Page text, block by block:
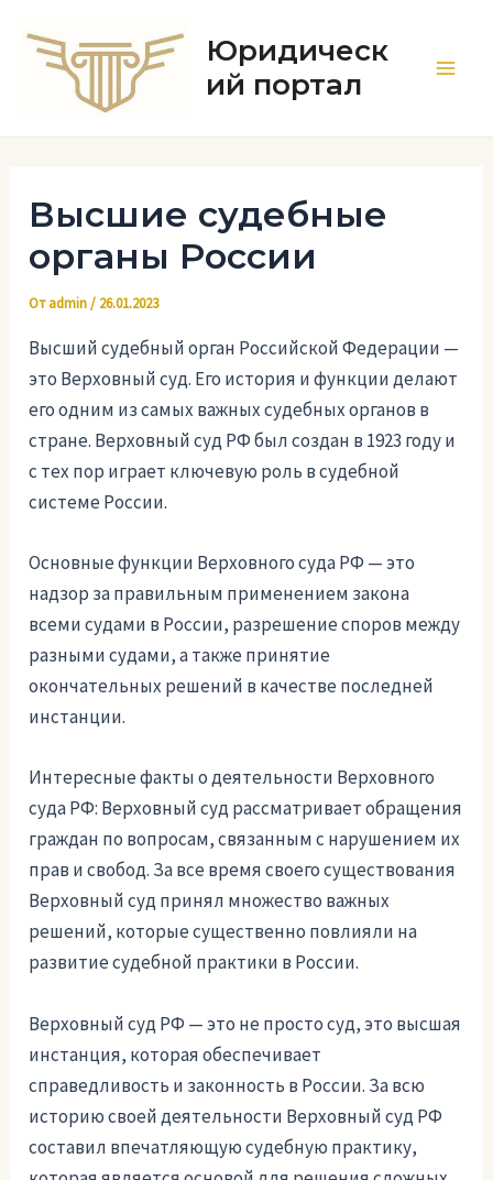
содержимому
Юридическ
ий портал
Высшие судебные
органы России
Отadmin/ 26.01.2023
Высший судебный орган Российской Федерации —
это Верховный суд. Его история и функции делают
его одним из самых важных судебных органов в
стране. Верховный суд РФ был создан в 1923 году и
с тех пор играет ключевую роль в судебной
системе России.
Основные функции Верховного суда РФ — это
надзор за правильным применением закона
всеми судами в России, разрешение споров между
разными судами, а также принятие
окончательных решений в качестве последней
инстанции.
Интересные факты о деятельности Верховного
суда РФ: Верховный суд рассматривает обращения
граждан по вопросам, связанным с нарушением их
прав и свобод. За все время своего существования
Верховный суд принял множество важных
решений, которые существенно повлияли на
развитие судебной практики в России.
Верховный суд РФ — это не просто суд, это высшая
инстанция, которая обеспечивает
справедливость и законность в России. За всю
историю своей деятельности Верховный суд РФ
составил впечатляющую судебную практику,